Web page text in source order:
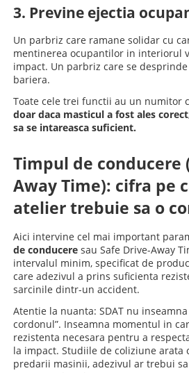
3. Previne ejectia
Un parbriz care ramane solidar cu
mentinerea ocupantilor in interiorul
impact. Un parbriz care se
bariera.
Toate cele trei functii au un numitor
doar daca masticul a fost ales
sa se intareasca suficient.
Timpul de conducere
Away Time): cifra pe
atelier trebuie sa o
Aici intervine cel mai important
de conducere sau Safe Drive-Away
intervalul minim, specificat de
care adezivul a prins suficienta
sarcinile dintr-un accident.
Atentie la nuanta: SDAT nu
cordonul”. Inseamna momentul in
rezistenta necesara pentru a
la impact. Studiile de coliziune arata
predarii masinii, adezivul ar trebui